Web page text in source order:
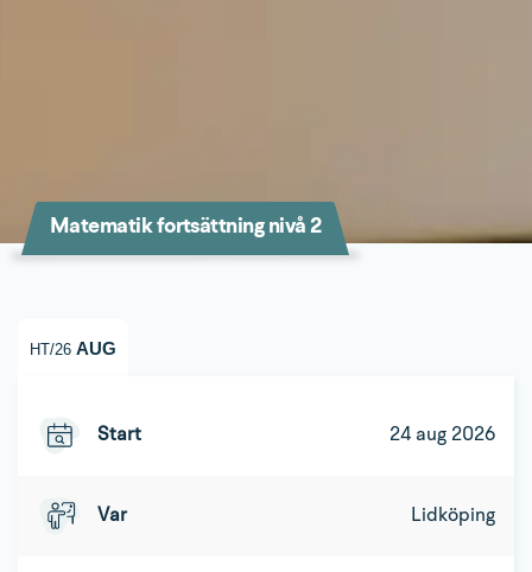
Matematik fortsättning nivå 2
HT/26 AUG
Start 24 aug 2026
Var Lidköping